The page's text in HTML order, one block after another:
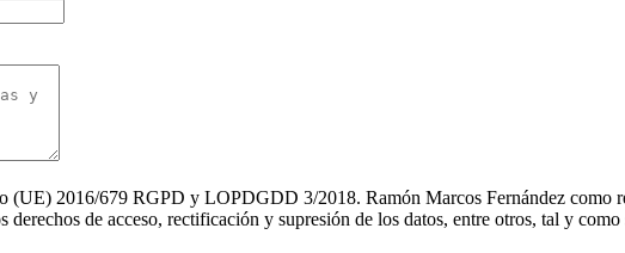
2016/679 RGPD y LOPDGDD 3/2018. Ramón Marcos Fernández como
derechos de acceso, rectificación y supresión de los datos, entre otros, tal y